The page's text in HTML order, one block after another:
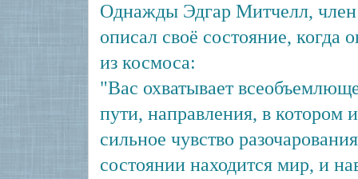
Однажды Эдгар Митчелл,
описал своё состояние, когда
из космоса:
"Вас охватывает
пути, направления, в котором
сильное чувство
состоянии находится мир, и